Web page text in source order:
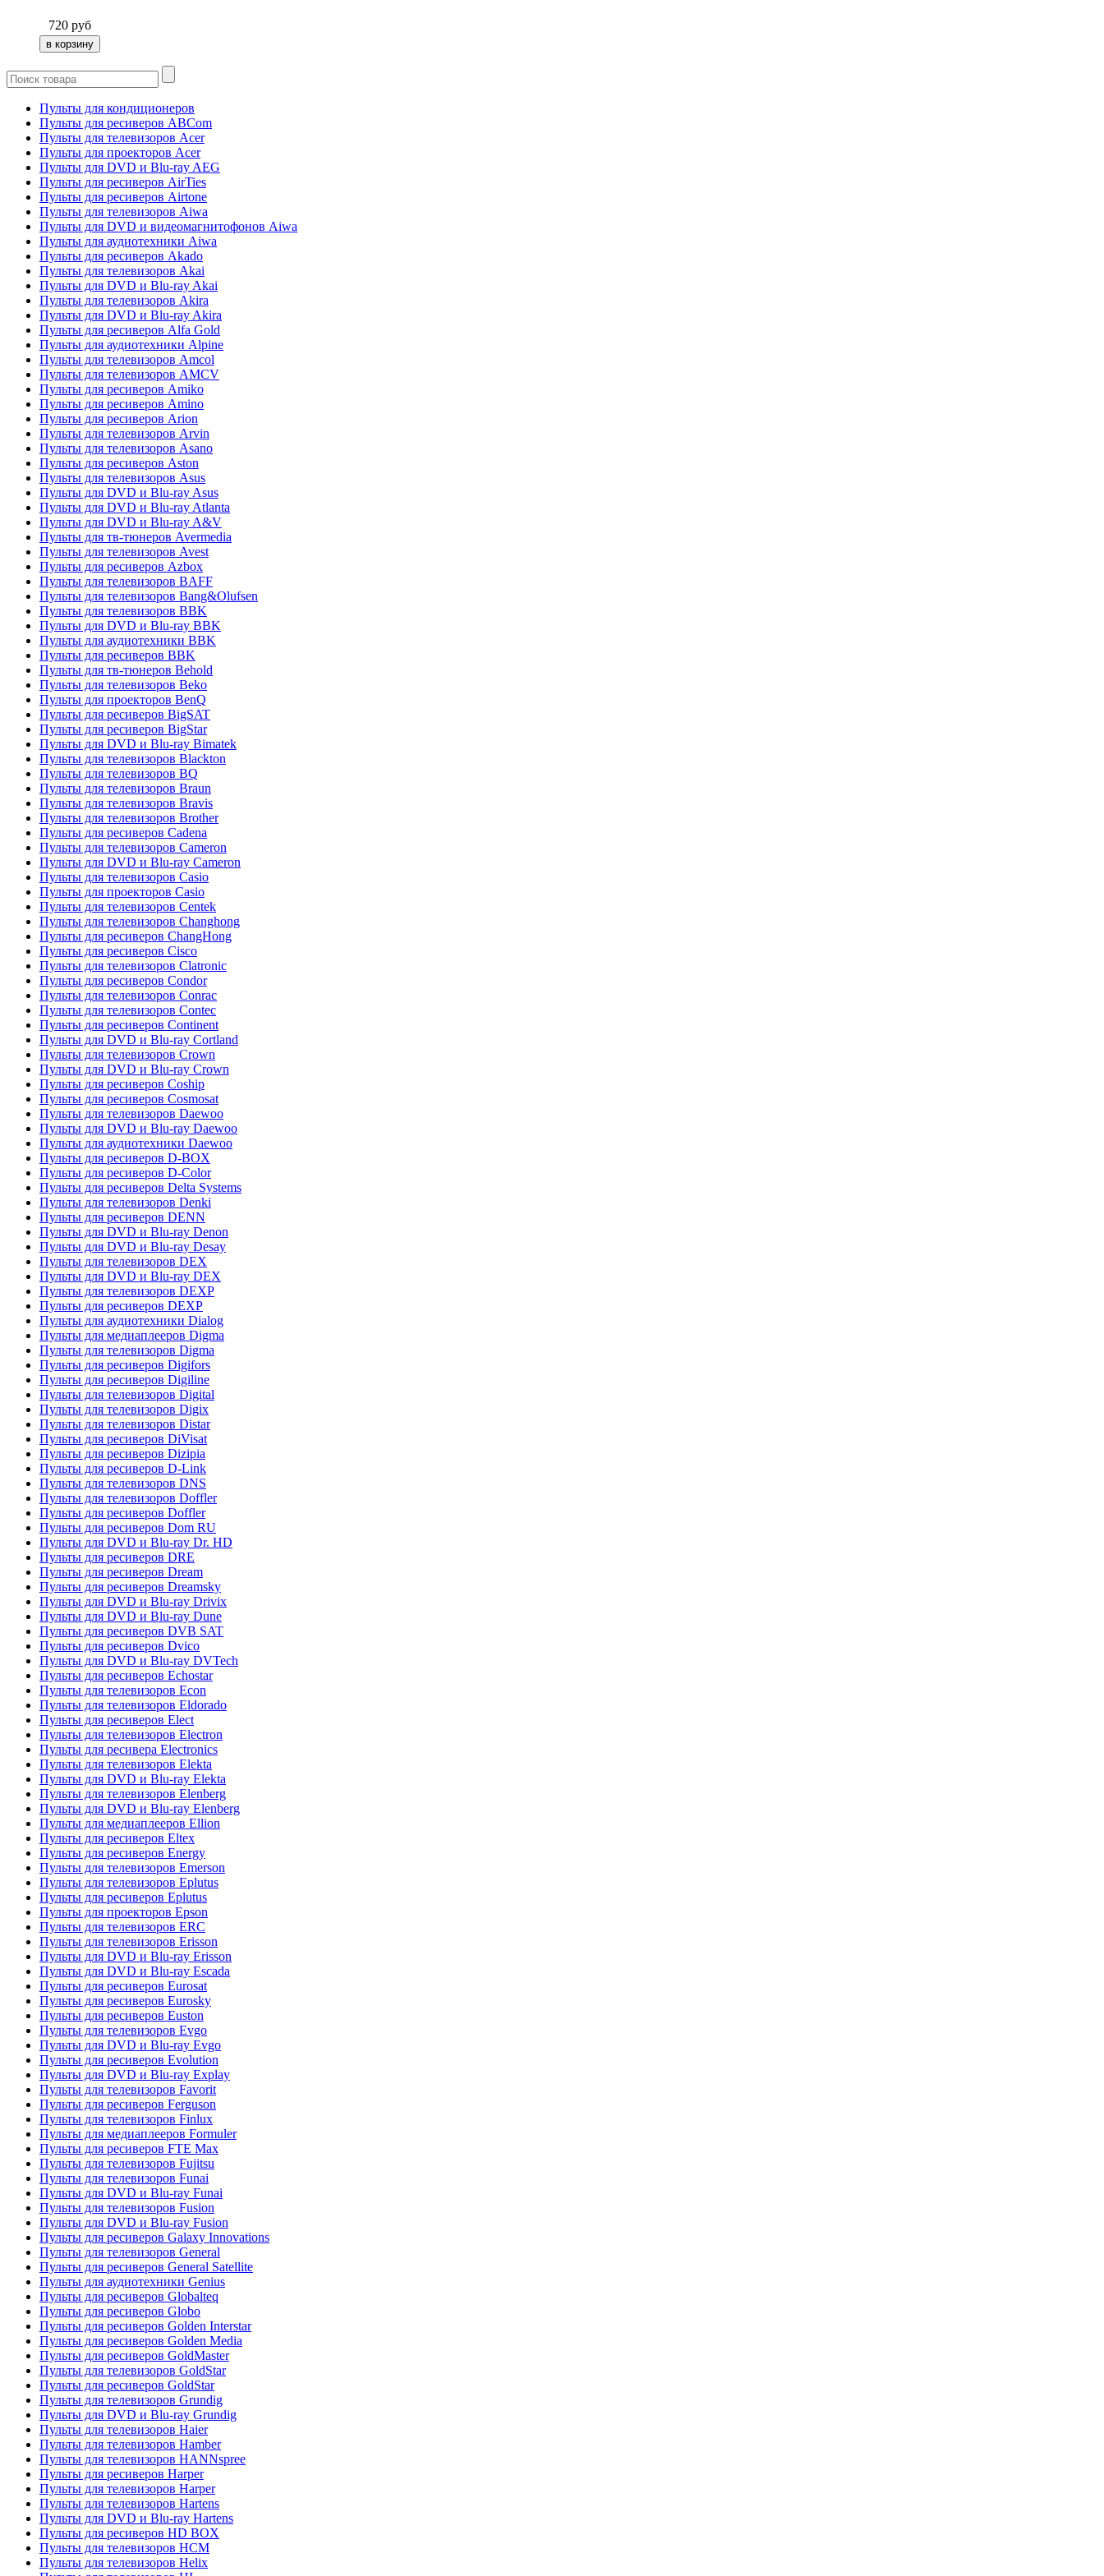
720 руб
Пульты для кондиционеров
Пульты для ресиверов ABCom
Пульты для телевизоров Acer
Пульты для проекторов Acer
Пульты для DVD и Blu-ray AEG
Пульты для ресиверов AirTies
Пульты для ресиверов Airtone
Пульты для телевизоров Aiwa
Пульты для DVD и видеомагнитофонов Aiwa
Пульты для аудиотехники Aiwa
Пульты для ресиверов Akado
Пульты для телевизоров Akai
Пульты для DVD и Blu-ray Akai
Пульты для телевизоров Akira
Пульты для DVD и Blu-ray Akira
Пульты для ресиверов Alfa Gold
Пульты для аудиотехники Alpine
Пульты для телевизоров Amcol
Пульты для телевизоров AMCV
Пульты для ресиверов Amiko
Пульты для ресиверов Amino
Пульты для ресиверов Arion
Пульты для телевизоров Arvin
Пульты для телевизоров Asano
Пульты для ресиверов Aston
Пульты для телевизоров Asus
Пульты для DVD и Blu-ray Asus
Пульты для DVD и Blu-ray Atlanta
Пульты для DVD и Blu-ray A&V
Пульты для тв-тюнеров Avermedia
Пульты для телевизоров Avest
Пульты для ресиверов Azbox
Пульты для телевизоров BAFF
Пульты для телевизоров Bang&Olufsen
Пульты для телевизоров BBK
Пульты для DVD и Blu-ray BBK
Пульты для аудиотехники BBK
Пульты для ресиверов BBK
Пульты для тв-тюнеров Behold
Пульты для телевизоров Beko
Пульты для проекторов BenQ
Пульты для ресиверов BigSAT
Пульты для ресиверов BigStar
Пульты для DVD и Blu-ray Bimatek
Пульты для телевизоров Blackton
Пульты для телевизоров BQ
Пульты для телевизоров Braun
Пульты для телевизоров Bravis
Пульты для телевизоров Brother
Пульты для ресиверов Cadena
Пульты для телевизоров Cameron
Пульты для DVD и Blu-ray Cameron
Пульты для телевизоров Casio
Пульты для проекторов Casio
Пульты для телевизоров Centek
Пульты для телевизоров Changhong
Пульты для ресиверов ChangHong
Пульты для ресиверов Cisco
Пульты для телевизоров Clatronic
Пульты для ресиверов Condor
Пульты для телевизоров Conrac
Пульты для телевизоров Contec
Пульты для ресиверов Continent
Пульты для DVD и Blu-ray Cortland
Пульты для телевизоров Crown
Пульты для DVD и Blu-ray Crown
Пульты для ресиверов Coship
Пульты для ресиверов Cosmosat
Пульты для телевизоров Daewoo
Пульты для DVD и Blu-ray Daewoo
Пульты для аудиотехники Daewoo
Пульты для ресиверов D-BOX
Пульты для ресиверов D-Color
Пульты для ресиверов Delta Systems
Пульты для телевизоров Denki
Пульты для ресиверов DENN
Пульты для DVD и Blu-ray Denon
Пульты для DVD и Blu-ray Desay
Пульты для телевизоров DEX
Пульты для DVD и Blu-ray DEX
Пульты для телевизоров DEXP
Пульты для ресиверов DEXP
Пульты для аудиотехники Dialog
Пульты для медиаплееров Digma
Пульты для телевизоров Digma
Пульты для ресиверов Digifors
Пульты для ресиверов Digiline
Пульты для телевизоров Digital
Пульты для телевизоров Digix
Пульты для телевизоров Distar
Пульты для ресиверов DiVisat
Пульты для ресиверов Dizipia
Пульты для ресиверов D-Link
Пульты для телевизоров DNS
Пульты для телевизоров Doffler
Пульты для ресиверов Doffler
Пульты для ресиверов Dom RU
Пульты для DVD и Blu-ray Dr. HD
Пульты для ресиверов DRE
Пульты для ресиверов Dream
Пульты для ресиверов Dreamsky
Пульты для DVD и Blu-ray Drivix
Пульты для DVD и Blu-ray Dune
Пульты для ресиверов DVB SAT
Пульты для ресиверов Dvico
Пульты для DVD и Blu-ray DVTech
Пульты для ресиверов Echostar
Пульты для телевизоров Econ
Пульты для телевизоров Eldorado
Пульты для ресиверов Elect
Пульты для телевизоров Electron
Пульты для ресивера Electronics
Пульты для телевизоров Elekta
Пульты для DVD и Blu-ray Elekta
Пульты для телевизоров Elenberg
Пульты для DVD и Blu-ray Elenberg
Пульты для медиаплееров Ellion
Пульты для ресиверов Eltex
Пульты для ресиверов Energy
Пульты для телевизоров Emerson
Пульты для телевизоров Eplutus
Пульты для ресиверов Eplutus
Пульты для проекторов Epson
Пульты для телевизоров ERC
Пульты для телевизоров Erisson
Пульты для DVD и Blu-ray Erisson
Пульты для DVD и Blu-ray Escada
Пульты для ресиверов Eurosat
Пульты для ресиверов Eurosky
Пульты для ресиверов Euston
Пульты для телевизоров Evgo
Пульты для DVD и Blu-ray Evgo
Пульты для ресиверов Evolution
Пульты для DVD и Blu-ray Explay
Пульты для телевизоров Favorit
Пульты для ресиверов Ferguson
Пульты для телевизоров Finlux
Пульты для медиаплееров Formuler
Пульты для ресиверов FTE Max
Пульты для телевизоров Fujitsu
Пульты для телевизоров Funai
Пульты для DVD и Blu-ray Funai
Пульты для телевизоров Fusion
Пульты для DVD и Blu-ray Fusion
Пульты для ресиверов Galaxy Innovations
Пульты для телевизоров General
Пульты для ресиверов General Satellite
Пульты для аудиотехники Genius
Пульты для ресиверов Globalteq
Пульты для ресиверов Globo
Пульты для ресиверов Golden Interstar
Пульты для ресиверов Golden Media
Пульты для ресиверов GoldMaster
Пульты для телевизоров GoldStar
Пульты для ресиверов GoldStar
Пульты для телевизоров Grundig
Пульты для DVD и Blu-ray Grundig
Пульты для телевизоров Haier
Пульты для телевизоров Hamber
Пульты для телевизоров HANNspree
Пульты для ресиверов Harper
Пульты для телевизоров Harper
Пульты для телевизоров Hartens
Пульты для DVD и Blu-ray Hartens
Пульты для ресиверов HD BOX
Пульты для телевизоров HCM
Пульты для телевизоров Helix